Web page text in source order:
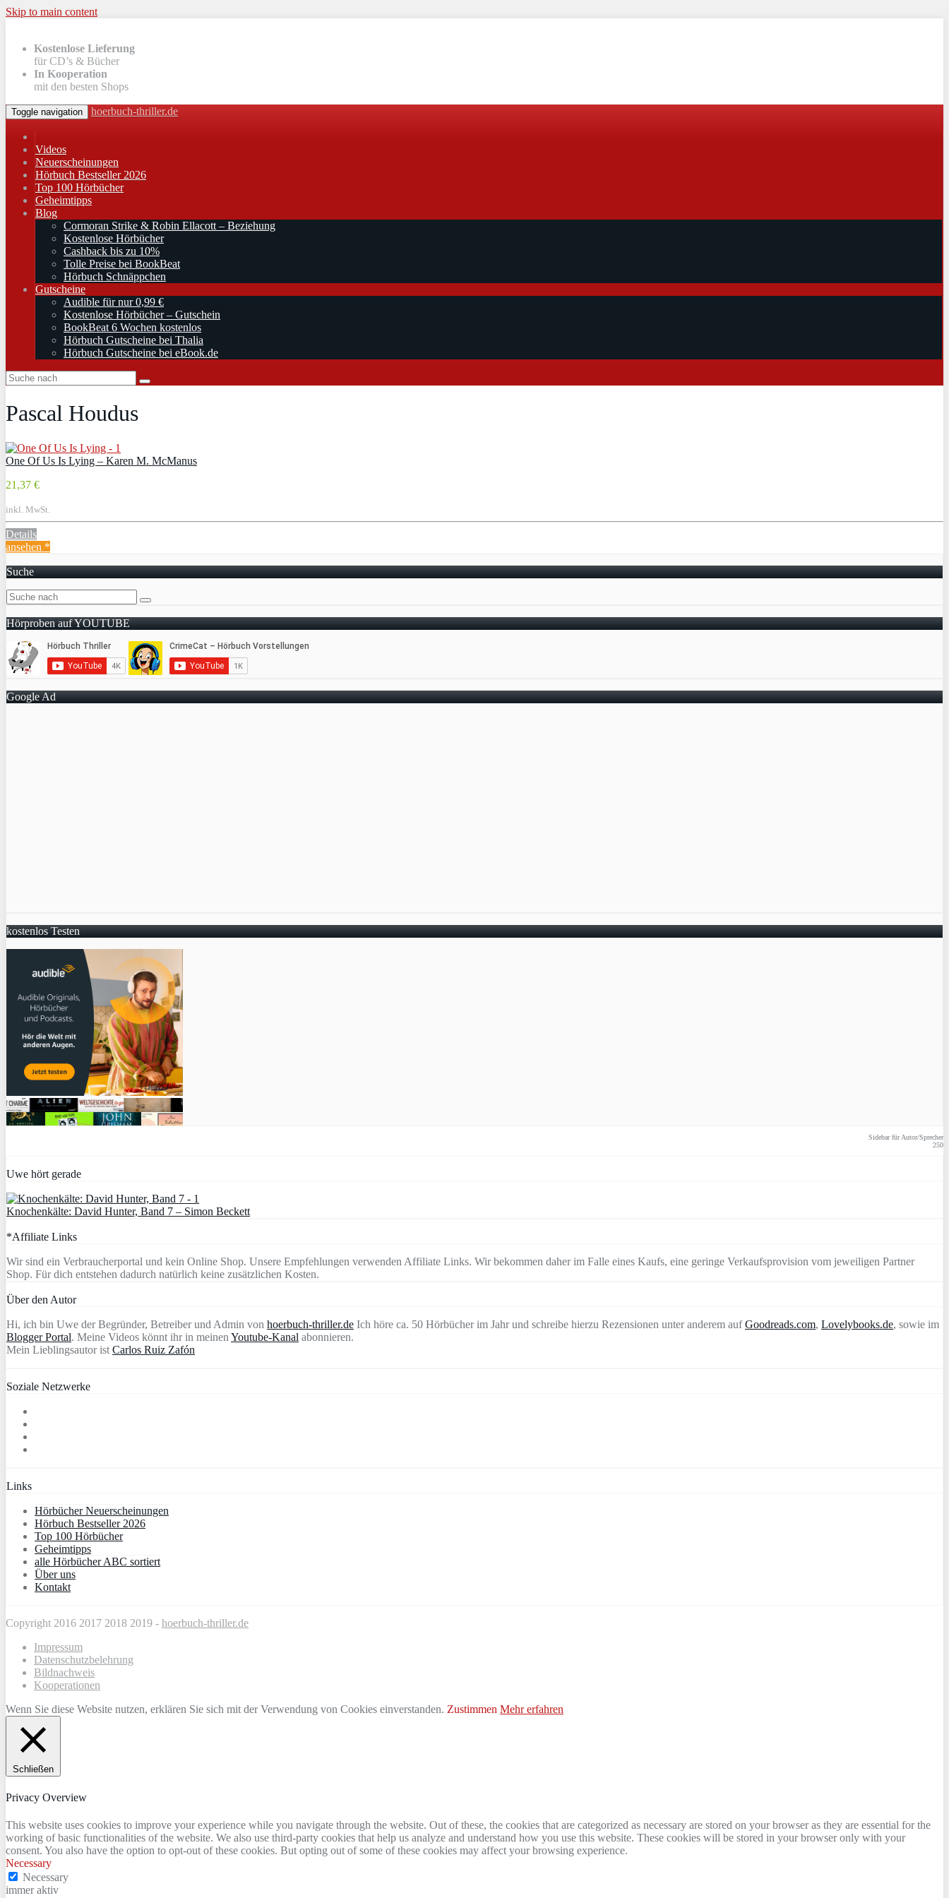
Skip to main content
Kostenlose Lieferung
für CD’s & Bücher
In Kooperation
mit den besten Shops
Toggle navigation hoerbuch-thriller.de
Videos
Neuerscheinungen
Hörbuch Bestseller 2026
Top 100 Hörbücher
Geheimtipps
Blog
Cormoran Strike & Robin Ellacott – Beziehung
Kostenlose Hörbücher
Cashback bis zu 10%
Tolle Preise bei BookBeat
Hörbuch Schnäppchen
Gutscheine
Audible für nur 0,99 €
Kostenlose Hörbücher – Gutschein
BookBeat 6 Wochen kostenlos
Hörbuch Gutscheine bei Thalia
Hörbuch Gutscheine bei eBook.de
Pascal Houdus
One Of Us Is Lying – Karen M. McManus
21,37 €
inkl. MwSt.
Details
ansehen *
Suche
Hörproben auf YOUTUBE
Google Ad
kostenlos Testen
Sidebar für Autor/Sprecher
250
Uwe hört gerade
Knochenkälte: David Hunter, Band 7 – Simon Beckett
*Affiliate Links
Wir sind ein Verbraucherportal und kein Online Shop. Unsere Empfehlungen verwenden Affiliate Links. Wir bekommen daher im Falle eines Kaufs, eine geringe Verkaufsprovision vom jeweiligen Partner
Shop. Für dich entstehen dadurch natürlich keine zusätzlichen Kosten.
Über den Autor
Hi, ich bin Uwe der Begründer, Betreiber und Admin von hoerbuch-thriller.de Ich höre ca. 50 Hörbücher im Jahr und schreibe hierzu Rezensionen unter anderem aufGoodreads.com, Lovelybooks.de, sowie im
Blogger Portal. Meine Videos könnt ihr in meinen Youtube-Kanal abonnieren.
Mein Lieblingsautor ist Carlos Ruiz Zafón
Soziale Netzwerke
Links
Hörbücher Neuerscheinungen
Hörbuch Bestseller 2026
Top 100 Hörbücher
Geheimtipps
alle Hörbücher ABC sortiert
Über uns
Kontakt
Copyright 2016 2017 2018 2019 - hoerbuch-thriller.de
Impressum
Datenschutzbelehrung
Bildnachweis
Kooperationen
Wenn Sie diese Website nutzen, erklären Sie sich mit der Verwendung von Cookies einverstanden. Zustimmen Mehr erfahren
Schließen
Privacy Overview
This website uses cookies to improve your experience while you navigate through the website. Out of these, the cookies that are categorized as necessary are stored on your browser as they are essential for the
working of basic functionalities of the website. We also use third-party cookies that help us analyze and understand how you use this website. These cookies will be stored in your browser only with your
consent. You also have the option to opt-out of these cookies. But opting out of some of these cookies may affect your browsing experience.
Necessary
Necessary
immer aktiv